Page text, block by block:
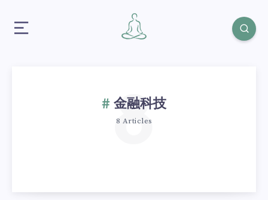
金融科技
8 Articles
8